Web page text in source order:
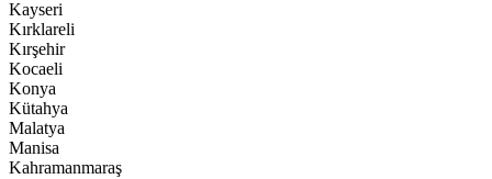
Kayseri
Kırklareli
Kırşehir
Kocaeli
Konya
Kütahya
Malatya
Manisa
Kahramanmaraş